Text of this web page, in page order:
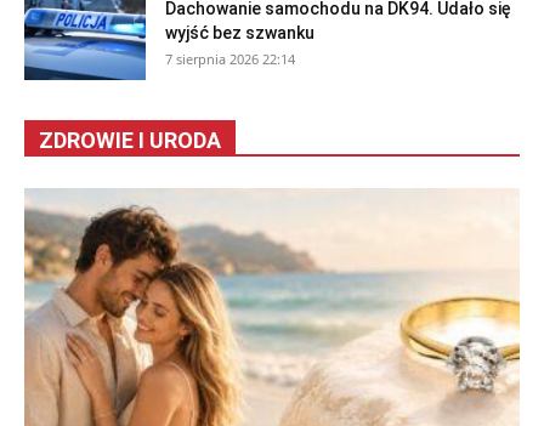
Dachowanie samochodu na DK94. Udało się
wyjść bez szwanku
7 sierpnia 2026 22:14
ZDROWIE I URODA